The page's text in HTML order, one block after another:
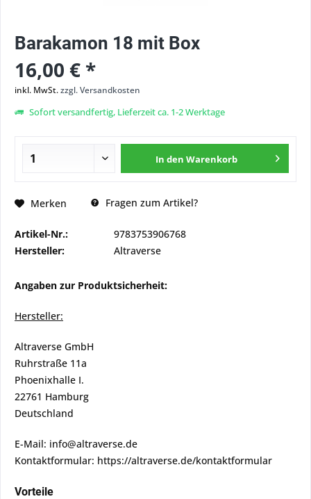
Barakamon 18 mit Box
16,00 € *
inkl. MwSt.zzgl. Versandkosten
Sofort versandfertig, Lieferzeit ca. 1-2 Werktage
In den Warenkorb
Merken Fragen zum Artikel?
Artikel-Nr.:
9783753906768
Hersteller:
Altraverse
Angaben zur Produktsicherheit:
Hersteller:
Altraverse GmbH
Ruhrstraße 11a
Phoenixhalle I.
22761 Hamburg
Deutschland
E-Mail: info@altraverse.de
Kontaktformular: https://altraverse.de/kontaktformular
Vorteile